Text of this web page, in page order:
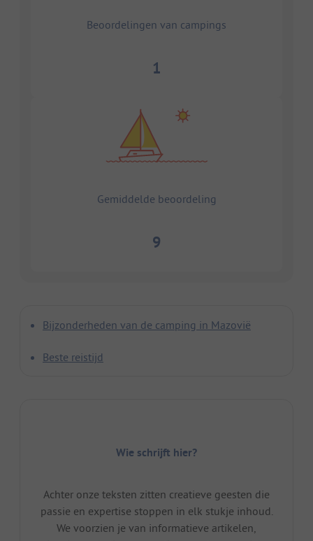
Beoordelingen van campings
1
Gemiddelde beoordeling
9
Bijzonderheden van de camping in Mazovië
Beste reistijd
Wie schrijft hier?
Achter onze teksten zitten creatieve geesten die
passie en expertise stoppen in elk stukje inhoud.
We voorzien je van informatieve artikelen,